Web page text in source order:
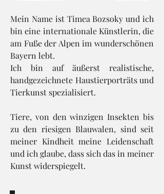
Mein Name ist Timea Bozsoky und ich
bin eine internationale Künstlerin, die
am Fuße der Alpen im wunderschönen
Bayern lebt.
Ich bin auf äußerst realistische,
handgezeichnete Haustierporträts und
Tierkunst spezialisiert.
Tiere, von den winzigen Insekten bis
zu den riesigen Blauwalen, sind seit
meiner Kindheit meine Leidenschaft
und ich glaube, dass sich das in meiner
Kunst widerspiegelt.